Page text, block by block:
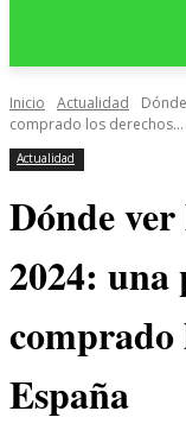
Inicio Actualidad
comprado los derechos...
Actualidad
Dónde
2024:
comprado
España